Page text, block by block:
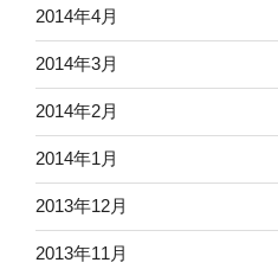
2014年4月
2014年3月
2014年2月
2014年1月
2013年12月
2013年11月